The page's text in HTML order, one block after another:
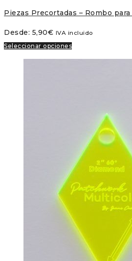
Piezas Precortadas – Rombo
Desde: 5,90€ IVA incluido
Seleccionar opciones